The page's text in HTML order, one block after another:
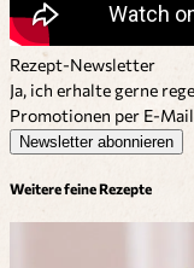
Rezept-Newsletter
Ja, ich erhalte gerne
Promotionen per E-
Newsletter abonnieren
Weitere feine Rezepte